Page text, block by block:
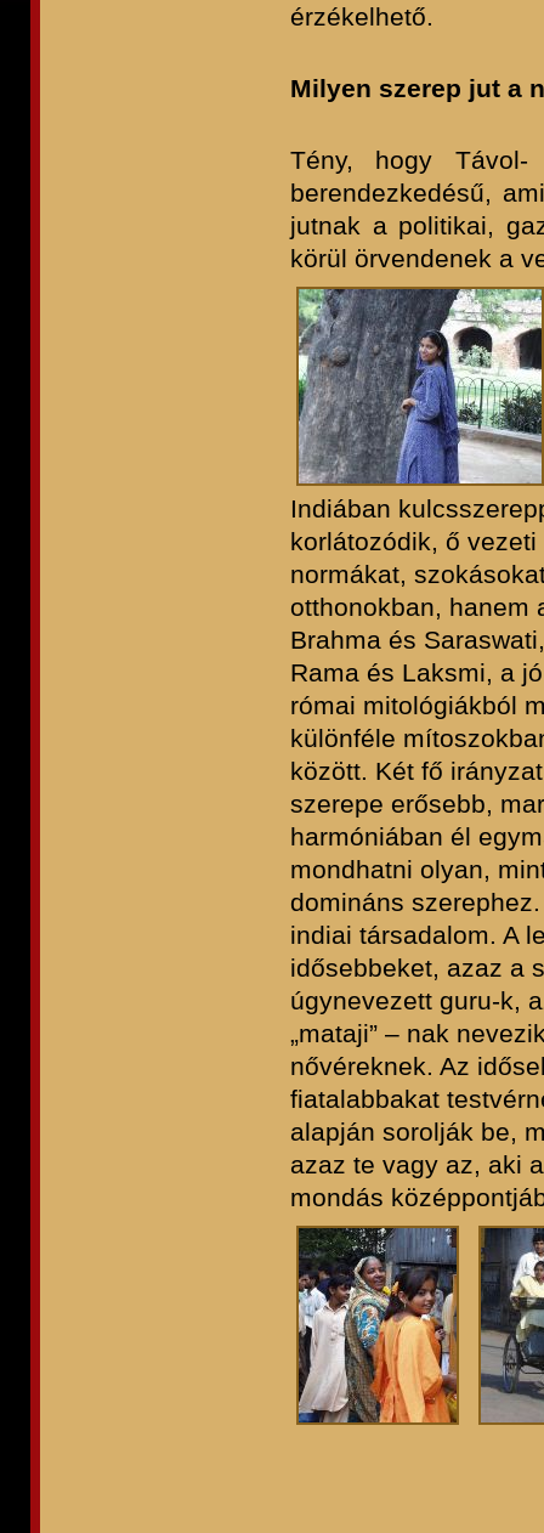
érzékelhető.
Milyen szerep jut a
Tény, hogy Távol-
berendezkedésű,
jutnak a politikai,
körül örvendenek a
Indiában
korlátozódik, ő
normákat,
otthonokban, hanem
Brahma és
Rama és Laksmi, a
római mitológiákból
különféle
között. Két fő
szerepe erősebb,
harmóniában él
mondhatni olyan,
domináns
indiai társadalom. A
idősebbeket, azaz a
úgynevezett guru-k,
„mataji” – nak
nővéreknek. Az
fiatalabbakat
alapján sorolják be,
azaz te vagy az, aki
mondás